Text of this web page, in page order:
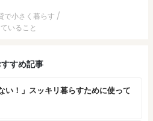
で小さく暮らす
いること
すすめ記事
い！」スッキリ暮らすために使って